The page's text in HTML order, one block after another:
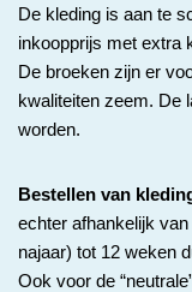
De kleding is aan te
inkoopprijs met extra
De broeken zijn er
kwaliteiten zeem. De
worden.
Bestellen van
echter afhankelijk
najaar) tot 12 weken
Ook voor de